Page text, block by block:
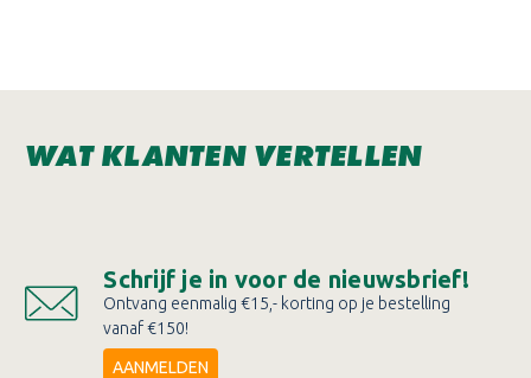
WAT KLANTEN VERTELLEN
Schrijf je in voor de nieuwsbrief!
Ontvang eenmalig €15,- korting op je bestelling
vanaf €150!
AANMELDEN